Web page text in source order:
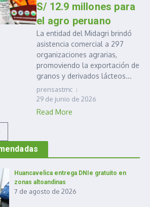
S/ 12.9 millones para
el agro peruano
La entidad del Midagri brindó
asistencia comercial a 297
organizaciones agrarias,
promoviendo la exportación de
granos y derivados lácteos...
prensastmc
29 de junio de 2026
Read More
Huancavelica entrega DNIe gratuito en
zonas altoandinas
7 de agosto de 2026